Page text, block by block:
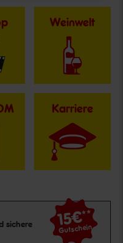
Weinwelt
Karriere
sichere
15€**
Gutschein